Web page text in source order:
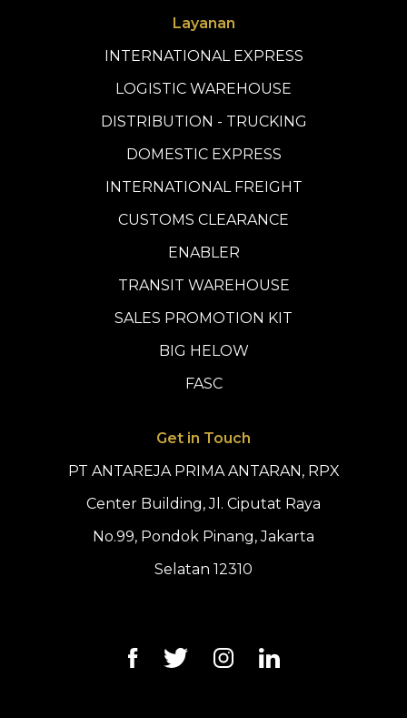
Layanan
INTERNATIONAL EXPRESS
LOGISTIC WAREHOUSE
DISTRIBUTION - TRUCKING
DOMESTIC EXPRESS
INTERNATIONAL FREIGHT
CUSTOMS CLEARANCE
ENABLER
TRANSIT WAREHOUSE
SALES PROMOTION KIT
BIG HELOW
FASC
Get in Touch
PT ANTAREJA PRIMA ANTARAN, RPX
Center Building, Jl. Ciputat Raya
No.99, Pondok Pinang, Jakarta
Selatan 12310